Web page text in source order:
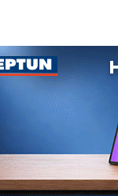
страницата.
оваа
за користење и